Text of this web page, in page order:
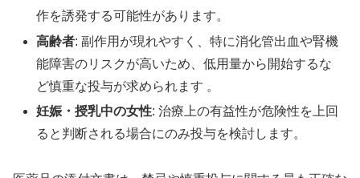
作を誘発する可能性があります。
高齢者: 副作用が現れやすく、特に消化管出血や腎機
能障害のリスクが高いため、低用量から開始するな
ど慎重な投与が求められます 。
妊娠・授乳中の女性: 治療上の有益性が危険性を上回
ると判断される場合にのみ投与を検討します。